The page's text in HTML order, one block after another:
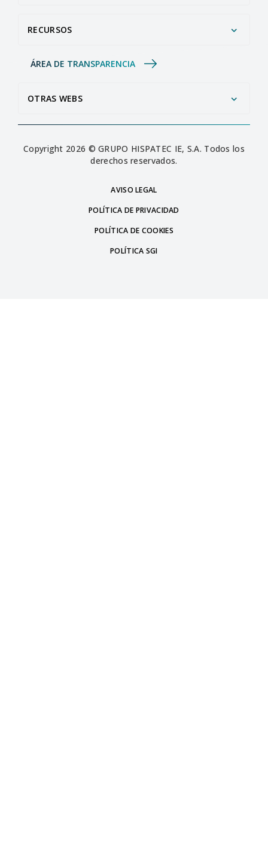
RECURSOS
ÁREA DE TRANSPARENCIA
OTRAS WEBS
Copyright 2026 © GRUPO HISPATEC IE, S.A. Todos los
derechos reservados.
AVISO LEGAL
POLÍTICA DE PRIVACIDAD
POLÍTICA DE COOKIES
POLÍTICA SGI